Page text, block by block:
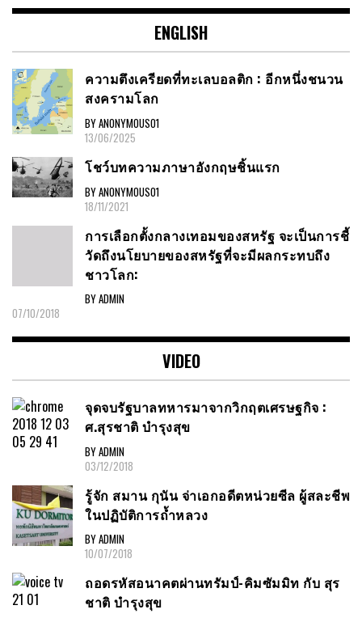
ENGLISH
ความตึงเครียดที่ทะเลบอลติก : อีกหนึ่งชนวน
สงครามโลก
BY ANONYMOUS01
13/06/2025
โชว์บทความภาษาอังกฤษชิ้นแรก
BY ANONYMOUS01
18/11/2021
การเลือกตั้งกลางเทอมของสหรัฐ จะเป็นการชี้
วัดถึงนโยบายของสหรัฐที่จะมีผลกระทบถึง
ชาวโลก:
BY ADMIN
07/10/2018
VIDEO
จุดจบรัฐบาลทหารมาจากวิกฤตเศรษฐกิจ :
ศ.สุรชาติ บำรุงสุข
BY ADMIN
03/12/2018
รู้จัก สมาน กุนัน จ่าเอกอดีตหน่วยซีล ผู้สละชีพ
ในปฏิบัติการถ้ำหลวง
BY ADMIN
10/07/2018
ถอดรหัสอนาคตผ่านทรัมป์-คิมซัมมิท กับ สุร
ชาติ บำรุงสุข